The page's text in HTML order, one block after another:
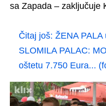
sa Zapada – zaključuje
Čitaj još: ŽENA PALA
SLOMILA PALAC:
oštetu 7.750 Eura...